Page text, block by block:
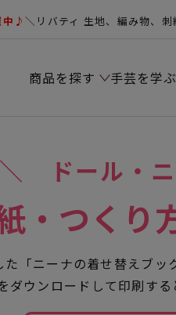
中♪＼リバティ 生地、編み物、刺
商品を探す 手芸を学ぶ
＼ ドール・
・つく
「ニーナの着せ替えブ
ダウンロードして印刷す